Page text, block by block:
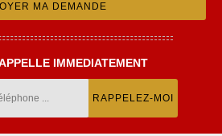
IMMEDIATEMENT